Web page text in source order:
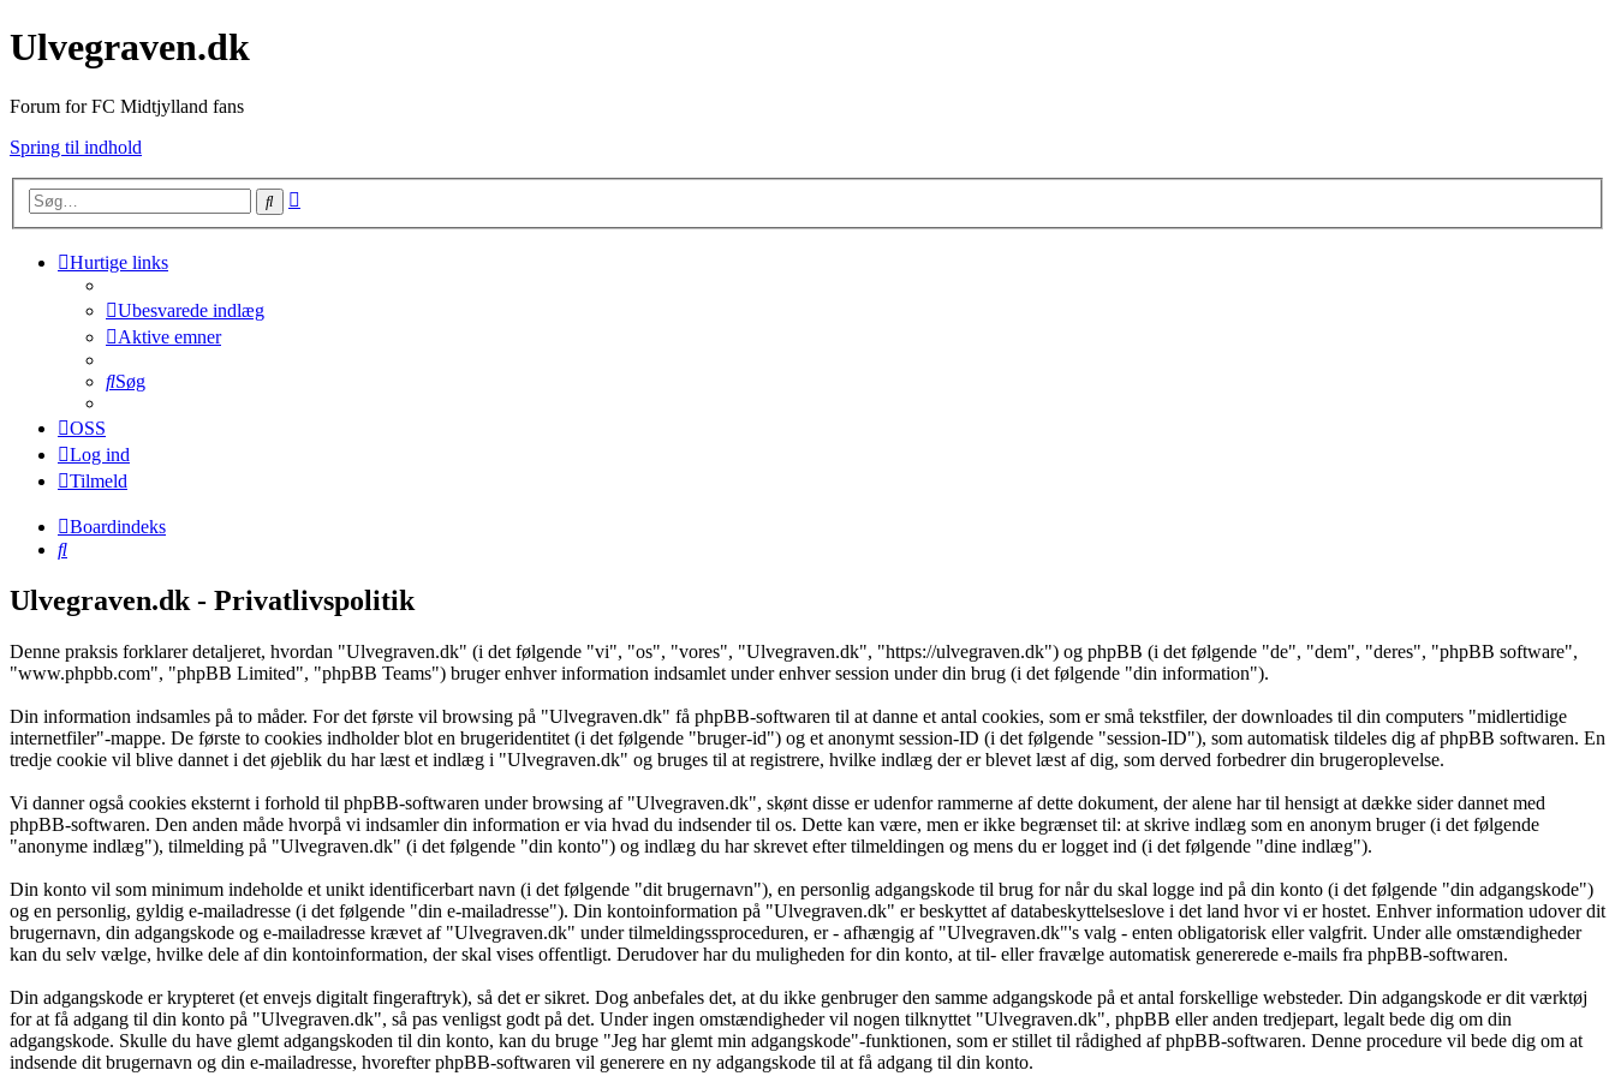
Ulvegraven.dk
Forum for FC Midtjylland fans
Spring til indhold
Søg
Hurtige links
Ubesvarede indlæg
Aktive emner
Søg
OSS
Log ind
Tilmeld
Boardindeks
Søg
Ulvegraven.dk - Privatlivspolitik
Denne praksis forklarer detaljeret, hvordan "Ulvegraven.dk" (i det følgende "vi", "os", "vores", "Ulvegraven.dk", "https://ulvegraven.dk") og phpBB (i det følgende "de", "dem", "deres", "phpBB software",
"www.phpbb.com", "phpBB Limited", "phpBB Teams") bruger enhver information indsamlet under enhver session under din brug (i det følgende "din information").
Din information indsamles på to måder. For det første vil browsing på "Ulvegraven.dk" få phpBB-softwaren til at danne et antal cookies, som er små tekstfiler, der downloades til din computers "midlertidige
internetfiler"-mappe. De første to cookies indholder blot en brugeridentitet (i det følgende "bruger-id") og et anonymt session-ID (i det følgende "session-ID"), som automatisk tildeles dig af phpBB softwaren. En
tredje cookie vil blive dannet i det øjeblik du har læst et indlæg i "Ulvegraven.dk" og bruges til at registrere, hvilke indlæg der er blevet læst af dig, som derved forbedrer din brugeroplevelse.
Vi danner også cookies eksternt i forhold til phpBB-softwaren under browsing af "Ulvegraven.dk", skønt disse er udenfor rammerne af dette dokument, der alene har til hensigt at dække sider dannet med
phpBB-softwaren. Den anden måde hvorpå vi indsamler din information er via hvad du indsender til os. Dette kan være, men er ikke begrænset til: at skrive indlæg som en anonym bruger (i det følgende
"anonyme indlæg"), tilmelding på "Ulvegraven.dk" (i det følgende "din konto") og indlæg du har skrevet efter tilmeldingen og mens du er logget ind (i det følgende "dine indlæg").
Din konto vil som minimum indeholde et unikt identificerbart navn (i det følgende "dit brugernavn"), en personlig adgangskode til brug for når du skal logge ind på din konto (i det følgende "din adgangskode")
og en personlig, gyldig e-mailadresse (i det følgende "din e-mailadresse"). Din kontoinformation på "Ulvegraven.dk" er beskyttet af databeskyttelseslove i det land hvor vi er hostet. Enhver information udover dit
brugernavn, din adgangskode og e-mailadresse krævet af "Ulvegraven.dk" under tilmeldingssproceduren, er - afhængig af "Ulvegraven.dk"'s valg - enten obligatorisk eller valgfrit. Under alle omstændigheder
kan du selv vælge, hvilke dele af din kontoinformation, der skal vises offentligt. Derudover har du muligheden for din konto, at til- eller fravælge automatisk genererede e-mails fra phpBB-softwaren.
Din adgangskode er krypteret (et envejs digitalt fingeraftryk), så det er sikret. Dog anbefales det, at du ikke genbruger den samme adgangskode på et antal forskellige websteder. Din adgangskode er dit værktøj
for at få adgang til din konto på "Ulvegraven.dk", så pas venligst godt på det. Under ingen omstændigheder vil nogen tilknyttet "Ulvegraven.dk", phpBB eller anden tredjepart, legalt bede dig om din
adgangskode. Skulle du have glemt adgangskoden til din konto, kan du bruge "Jeg har glemt min adgangskode"-funktionen, som er stillet til rådighed af phpBB-softwaren. Denne procedure vil bede dig om at
indsende dit brugernavn og din e-mailadresse, hvorefter phpBB-softwaren vil generere en ny adgangskode til at få adgang til din konto.